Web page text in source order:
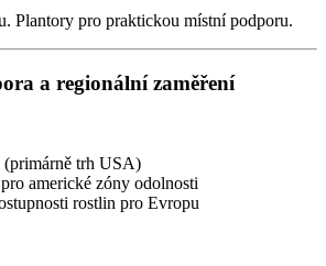
Plantory pro praktickou místní podporu.
a regionální zaměření
(primárně trh USA)
americké zóny odolnosti
rostlin pro Evropu